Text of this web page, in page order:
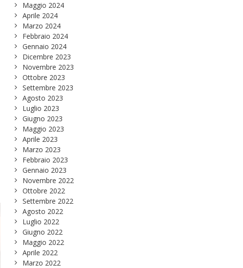
Maggio 2024
Aprile 2024
Marzo 2024
Febbraio 2024
Gennaio 2024
Dicembre 2023
Novembre 2023
Ottobre 2023
Settembre 2023
Agosto 2023
Luglio 2023
Giugno 2023
Maggio 2023
Aprile 2023
Marzo 2023
Febbraio 2023
Gennaio 2023
Novembre 2022
Ottobre 2022
Settembre 2022
Agosto 2022
Luglio 2022
Giugno 2022
Maggio 2022
Aprile 2022
Marzo 2022